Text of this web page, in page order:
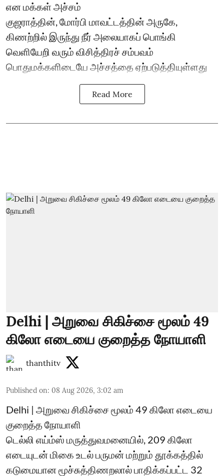
என மக்கள் அச்சம்
குஜராத்தின், மோர்பி மாவட்டத்தின் அருகே,
கிணற்றில் இருந்து நீர் அலையாகப் பொங்கி
வெளியேறி வரும் விசித்திரச் சம்பவம்
பொதுமக்களிடையே அச்சத்தை ஏற்படுத்தியுள்ளது
Read More
Delhi | அறுவை சிகிச்சை மூலம் 49
கிலோ எடையை குறைத்த நோயாளி
thanthitv
Published on: 08 Aug 2026, 3:02 am
Delhi | அறுவை சிகிச்சை மூலம் 49 கிலோ எடையை
குறைத்த நோயாளி
டெல்லி எய்ம்ஸ் மருத்துவமனையில், 209 கிலோ
எடையுடன் மிகை உடல் பருமன் மற்றும் தூக்கத்தில்
கடுமையான மூச்சுத்திணறலால் பாதிக்கப்பட்ட 32